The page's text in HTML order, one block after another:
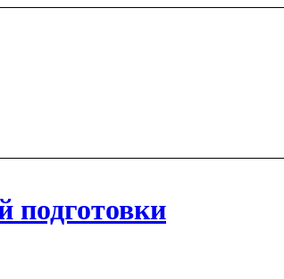
подготовки